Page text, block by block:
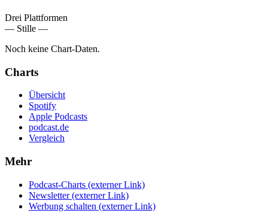
Drei Plattformen
— Stille —
Noch keine Chart-Daten.
Charts
Übersicht
Spotify
Apple Podcasts
podcast.de
Vergleich
Mehr
Podcast-Charts (externer Link)
Newsletter (externer Link)
Werbung schalten (externer Link)